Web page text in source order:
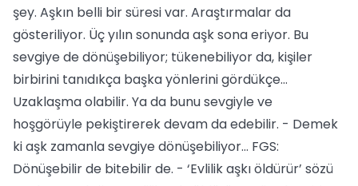
şey. Aşkın belli bir süresi var. Araştırmalar da
gösteriliyor. Üç yılın sonunda aşk sona eriyor. Bu
sevgiye de dönüşebiliyor; tükenebiliyor da, kişiler
birbirini tanıdıkça başka yönlerini gördükçe…
Uzaklaşma olabilir. Ya da bunu sevgiyle ve
hoşgörüyle pekiştirerek devam da edebilir. - Demek
ki aşk zamanla sevgiye dönüşebiliyor… FGS:
Dönüşebilir de bitebilir de. - ‘Evlilik aşkı öldürür’ sözü